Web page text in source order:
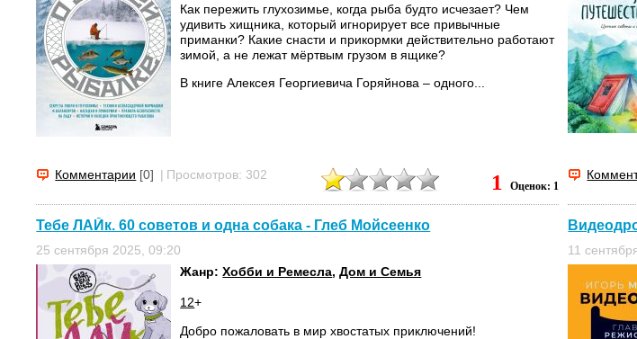
Как пережить глухозимье, когда рыба будто исчезает? Чем
удивить хищника, который игнорирует все привычные
приманки? Какие снасти и прикормки действительно работают
зимой, а не лежат мёртвым грузом в ящике?
В книге Алексея Георгиевича Горяйнова – одного...
Комментарии [0] | Просмотров: 302 1 Оценок: 1
Тебе ЛАЙк. 60 советов и одна собака - Глеб Мойсеенко
25 сентября 2025, 09:20
Жанр:Хобби и Ремесла,Дом и Семья
12+
Добро пожаловать в мир хвостатых приключений!
11